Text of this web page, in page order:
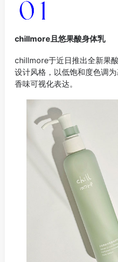
chillmore且悠果酸身体乳
chillmore于近日推出全新果
设计风格，以低饱和度色调
香味可视化表达。